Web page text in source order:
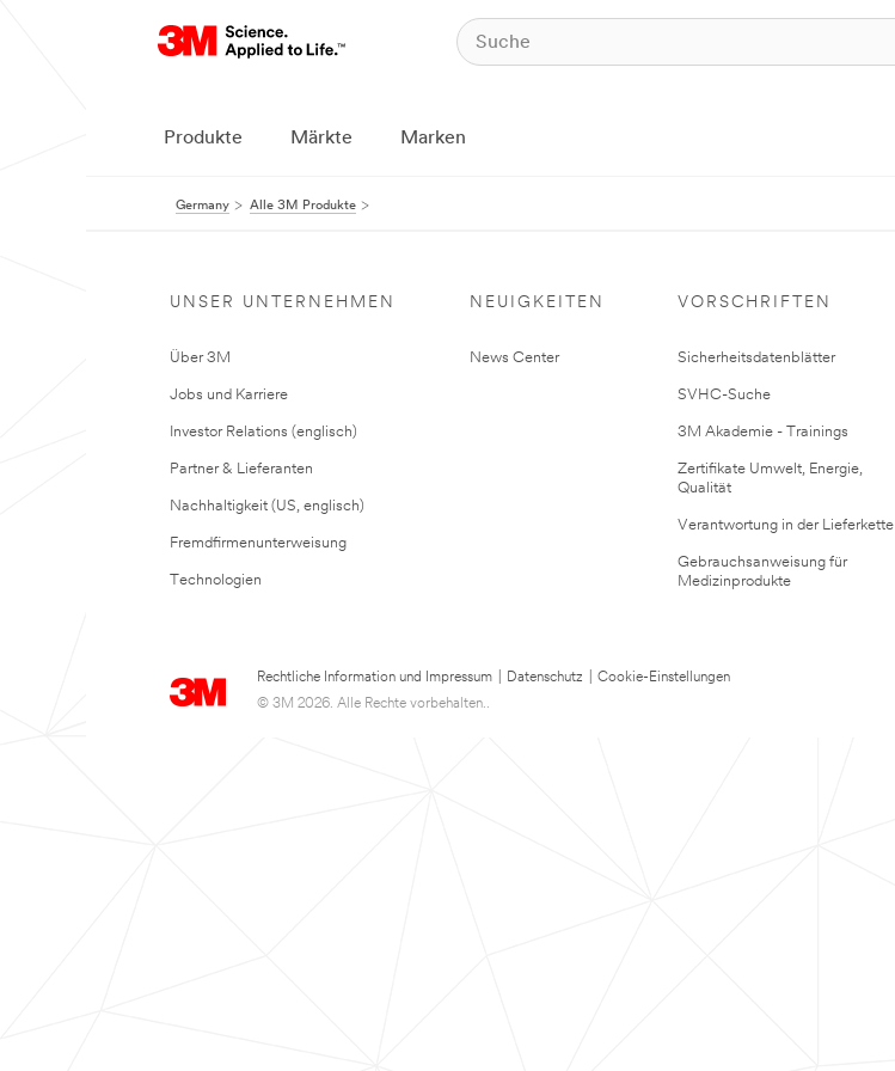
Produkte Märkte Marken
Germany Alle 3M Produkte
UNSER UNTERNEHMEN
Über 3M
Jobs und Karriere
Investor Relations (englisch)
Partner & Lieferanten
Nachhaltigkeit (US, englisch)
Fremdfirmenunterweisung
Technologien
NEUIGKEITEN
News Center
VORSCHRIFTEN
Sicherheitsdatenblätter
SVHC-Suche
3M Akademie - Trainings
Zertifikate Umwelt, Energie,
Qualität
Verantwortung in der Lieferkette
Gebrauchsanweisung für
Medizinprodukte
Rechtliche Information und Impressum Datenschutz
Cookie-Einstellungen
© 3M 2026. Alle Rechte vorbehalten..